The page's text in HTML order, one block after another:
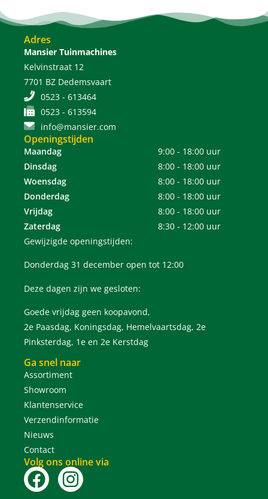
Adres
Mansier Tuinmachines
Kelvinstraat 12
7701 BZ Dedemsvaart
0523 - 613464
0523 - 613594
info@mansier.com
Openingstijden
Maandag
9:00 - 18:00 uur
Dinsdag
8:00 - 18:00 uur
Woensdag
8:00 - 18:00 uur
Donderdag
8:00 - 18:00 uur
Vrijdag
8:00 - 18:00 uur
Zaterdag
8:30 - 12:00 uur
Gewijzigde openingstijden:
Donderdag 31 december open tot 12:00
Deze dagen zijn we gesloten:
Goede vrijdag geen koopavond,
2e Paasdag, Koningsdag, Hemelvaartsdag, 2e
Pinksterdag, 1e en 2e Kerstdag
Ga snel naar
Assortiment
Showroom
Klantenservice
Verzendinformatie
Nieuws
Contact
Volg ons online via